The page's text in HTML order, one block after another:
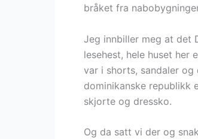
bråket fra
Jeg innbiller meg at det
lesehest, hele huset her
var i shorts, sandaler
dominikanske republikk
skjorte og dressko.
Og da satt vi der og